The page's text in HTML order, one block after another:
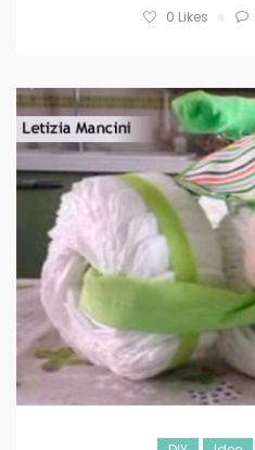
0 Likes